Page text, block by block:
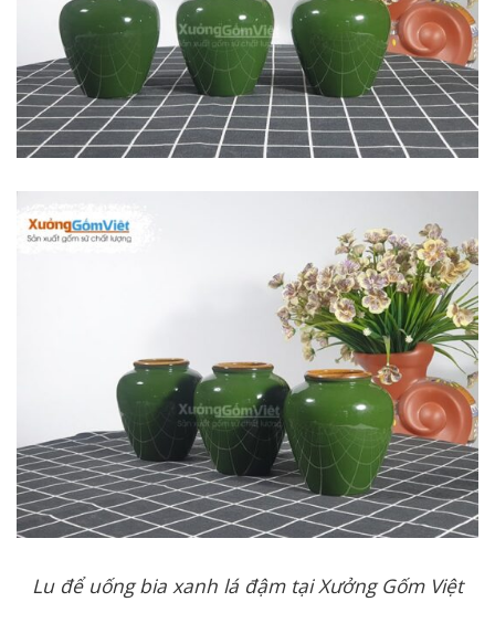
Lu để uống bia xanh lá đậm tại Xưởng Gốm Việt